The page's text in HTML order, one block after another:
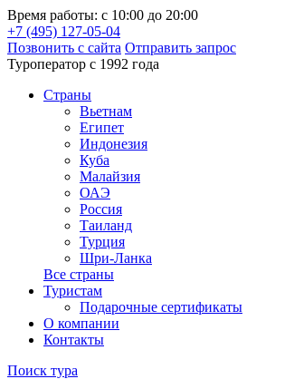
Время работы: с 10:00 до 20:00
+7 (495) 127-05-04
Позвонить с сайта Отправить запрос
Туроператор с 1992 года
Cтраны
Вьетнам
Египет
Индонезия
Куба
Малайзия
ОАЭ
Россия
Таиланд
Турция
Шри-Ланка
Все страны
Туристам
Подарочные сертификаты
О компании
Контакты
Поиск тура